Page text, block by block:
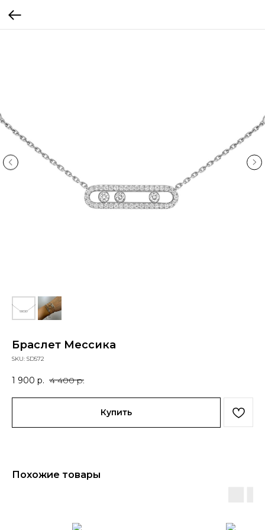
Браслет Мессика
SKU: SD572
1 900 р. 4 400 р.
Купить
Похожие товары